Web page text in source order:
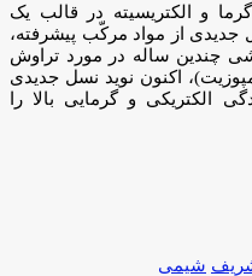
و الکتریسیته در قالب یک
از مواد مرکّب پیشرفته،
چندین ساله در مورد تراوش
اکنون نوید نسل جدیدی
الکتریکی و گرمایی بالا را
شیمی‌